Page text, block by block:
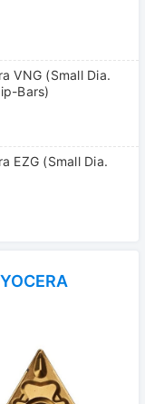
VNG (Small Dia.
Bars)
EZG (Small Dia.